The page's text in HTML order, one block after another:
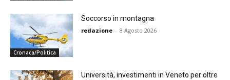
Cronaca/Politica
Soccorso in montagna
redazione - 8 Agosto 2026
Università, investimenti in Veneto per oltre